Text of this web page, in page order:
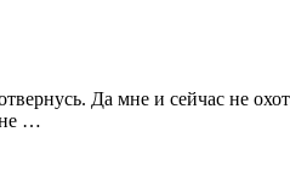
Да мне и сейчас не
не …